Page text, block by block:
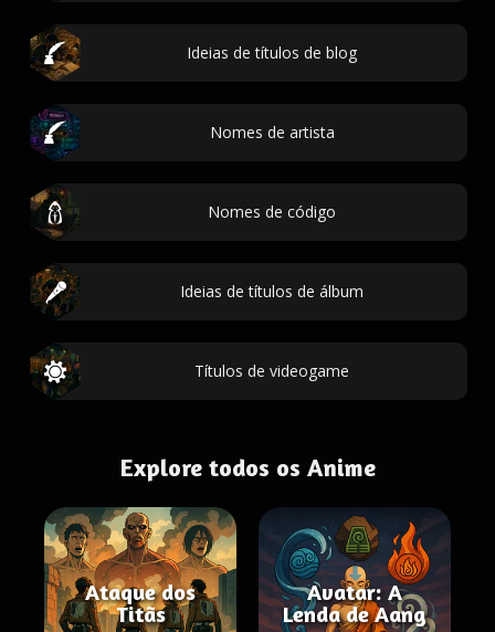
Ideias de títulos de blog
Nomes de artista
Nomes de código
Ideias de títulos de álbum
Títulos de videogame
Explore todos os Anime
Ataque dos
Titãs
Avatar: A
Lenda de Aang